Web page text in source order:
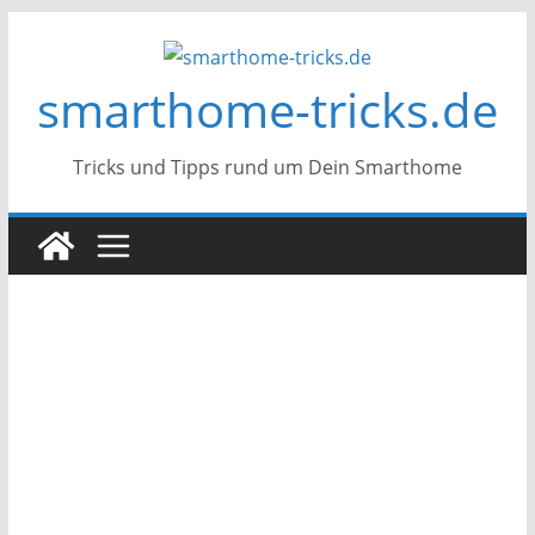
smarthome-tricks.de
Tricks und Tipps rund um Dein Smarthome